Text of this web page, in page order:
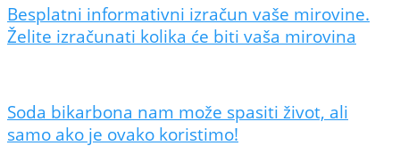
Besplatni informativni izračun vaše mirovine.
Želite izračunati kolika će biti vaša mirovina
Soda bikarbona nam može spasiti život, ali
samo ako je ovako koristimo!